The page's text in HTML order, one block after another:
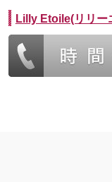
Lilly Etoile(リリー